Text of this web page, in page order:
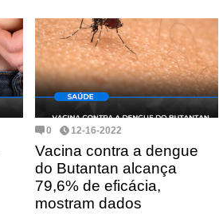
0 12-16-2022
Vacina contra a dengue
do Butantan alcança
79,6% de eficácia,
mostram dados